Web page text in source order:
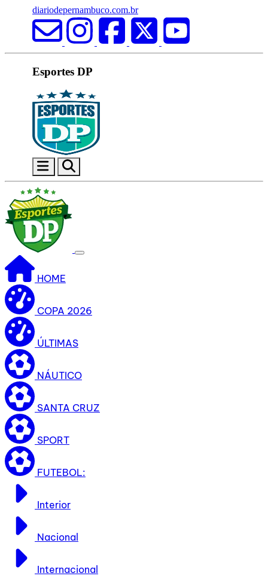
diariodepernambuco.com.br
Esportes DP
HOME
COPA 2026
ÚLTIMAS
NÁUTICO
SANTA CRUZ
SPORT
FUTEBOL:
Interior
Nacional
Internacional